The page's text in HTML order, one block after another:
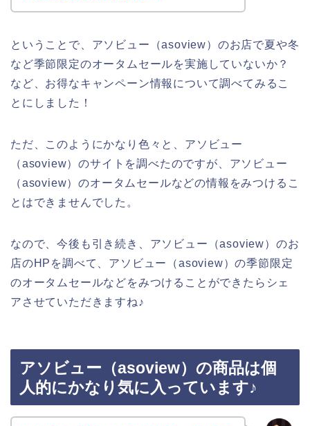
ということで、アソビュー（asoview）のお店で夏や冬
など季節限定のオータムセールを実施していないか？
など、お得なキャンペーン情報について調べてみるこ
とにしました！
ただ、このようにかなり色々と、アソビュー
（asoview）のサイトを調べたのですが、アソビュー
（asoview）のオータムセールなどの情報をみつけるこ
とはできませんでした。
なので、今後も引き続き、アソビュー（asoview）のお
店のHPを調べて、アソビュー（asoview）の季節限定
のオータムセールなどをみつけることができたらシェ
アさせていただきますね♪
アソビュー（asoview）の商品は個
人的にかなり気に入っています♪